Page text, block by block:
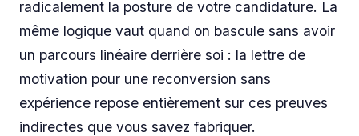
radicalement la posture de votre candidature. La
même logique vaut quand on bascule sans avoir
un parcours linéaire derrière soi : la lettre de
motivation pour une reconversion sans
expérience repose entièrement sur ces preuves
indirectes que vous savez fabriquer.